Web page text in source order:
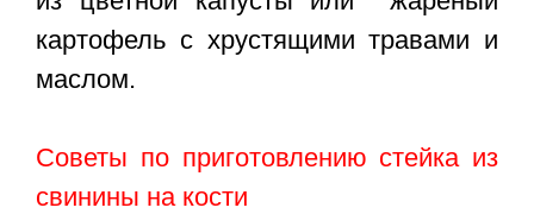
картофель с хрустящими травами и
маслом.
Советы по приготовлению стейка из
свинины на кости